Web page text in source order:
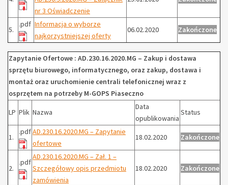
nr 3 Oświadczenie
5.
.pdf Informacja o wyborze
najkorzystniejszej oferty
06.02.2020 Zakończone
Zapytanie Ofertowe : AD.230.16.2020.MG – Zakup i dostawa
sprzętu biurowego, informatycznego, oraz zakup, dostawa i
montaż oraz uruchomienie centrali telefonicznej wraz z
osprzętem na potrzeby M-GOPS Piaseczno
LP Plik Nazwa
Data
opublikowania
Status
1.
.pdfAD.230.16.2020.MG – Zapytanie
ofertowe
18.02.2020 Zakończone
2.
.pdf
AD.230.16.2020.MG – Zał. 1 –
Szczegółowy opis przedmiotu
zamówienia
18.02.2020 Zakończone